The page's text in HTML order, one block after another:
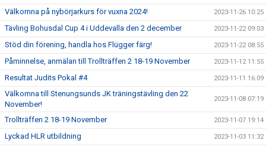
Välkomna på nybörjarkurs för vuxna 2024! 2023-11-26 10:25
Tävling Bohusdal Cup 4 i Uddevalla den 2 december 2023-11-22 09:03
Stöd din förening, handla hos Flügger färg! 2023-11-22 08:55
Påminnelse, anmälan till Trollträffen 2 18-19 November 2023-11-12 11:55
Resultat Judits Pokal #4 2023-11-11 16:09
Välkomna till Stenungsunds JK träningstävling den 22
November!
2023-11-08 07:19
Trollträffen 2 18-19 November 2023-11-07 19:14
Lyckad HLR utbildning 2023-11-03 11:32